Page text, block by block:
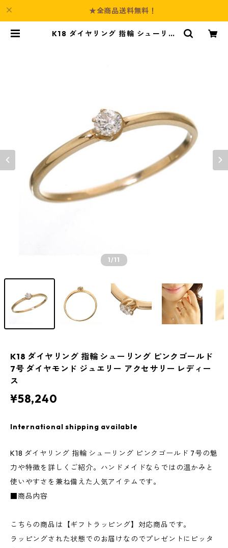
★全商品送料無料！
K18 ダイヤリング 指輪 シューリン
1/11
K18 ダイヤリング 指輪 シューリング ピンクゴールド
7号 ダイヤモンド ジュエリー アクセサリー レディー
ス
¥58,240
International shipping available
K18 ダイヤリング 指輪 シューリング ピンクゴールド 7号の魅
力や特徴を詳しくご紹介。ハンドメイドならではの温かみと
使いやすさを兼ね備えた人気アイテムです。
■商品内容
こちらの商品は【ギフトラッピング】対応商品です。
ラッピングされた状態でのお届けなのでプレゼントにピッタ